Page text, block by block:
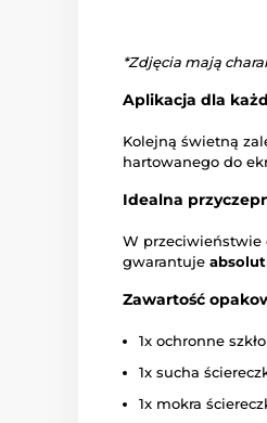
*Zdjęcia mają
Aplikacja dla
Kolejną świetną
hartowanego do
Idealna
W przeciwieństwie
gwarantuje
Zawartość
1x ochronne
1x sucha
1x mokra